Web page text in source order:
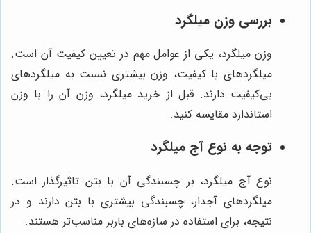
بررسی وزن میلگرد
وزن میلگرد، یکی از عوامل مهم در تعیین کیفیت آن است.
میلگردهای با کیفیت، وزن بیشتری نسبت به میلگردهای
بی‌کیفیت دارند. قبل از خرید میلگرد، وزن آن را با وزن
استاندارد مقایسه کنید.
توجه به نوع آج میلگرد
نوع آج میلگرد، بر چسبندگی آن با بتن تاثیرگذار است.
میلگردهای آجدار، چسبندگی بیشتری با بتن دارند و در
نتیجه، برای استفاده در سازه‌های باربر مناسب‌تر هستند.